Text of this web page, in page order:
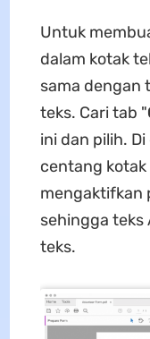
Untuk
dalam kotak
sama dengan
teks. Cari tab "
ini dan pilih.
centang kotak
mengaktifkan
sehingga teks
teks.